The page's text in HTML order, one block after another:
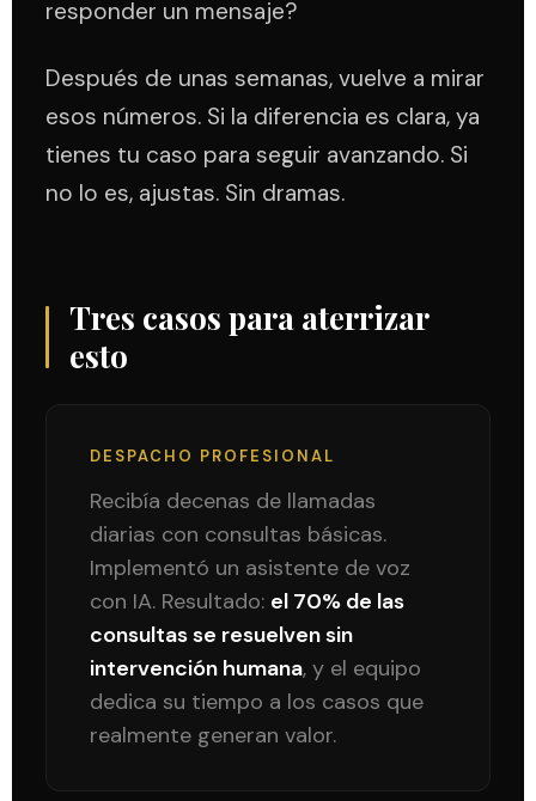
responder un mensaje?
Después de unas semanas, vuelve a mirar
esos números. Si la diferencia es clara, ya
tienes tu caso para seguir avanzando. Si
no lo es, ajustas. Sin dramas.
Tres casos para aterrizar
esto
DESPACHO PROFESIONAL
Recibía decenas de llamadas
diarias con consultas básicas.
Implementó un asistente de voz
con IA. Resultado: el 70% de las
consultas se resuelven sin
intervención humana, y el equipo
dedica su tiempo a los casos que
realmente generan valor.